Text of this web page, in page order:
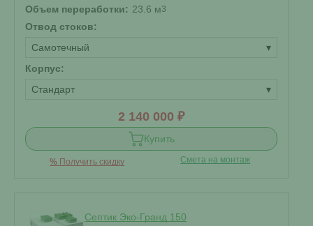
Объем переработки: 23.6 м3
Отвод стоков:
Самотечный
▾
Корпус:
Стандарт
▾
2 140 000 ₽
Купить
% Получить скидку Смета на монтаж
Септик Эко-Гранд 150